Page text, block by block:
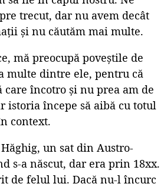
trecut, dar nu avem decât
și nu căutăm mai multe.
mă preocupă poveștile de
multe dintre ele, pentru că
încotro și nu prea am de
istoria începe să aibă cu totul
context.
un sat din Austro-
s-a născut, dar era prin 18xx.
de felul lui. Dacă nu-l încurc